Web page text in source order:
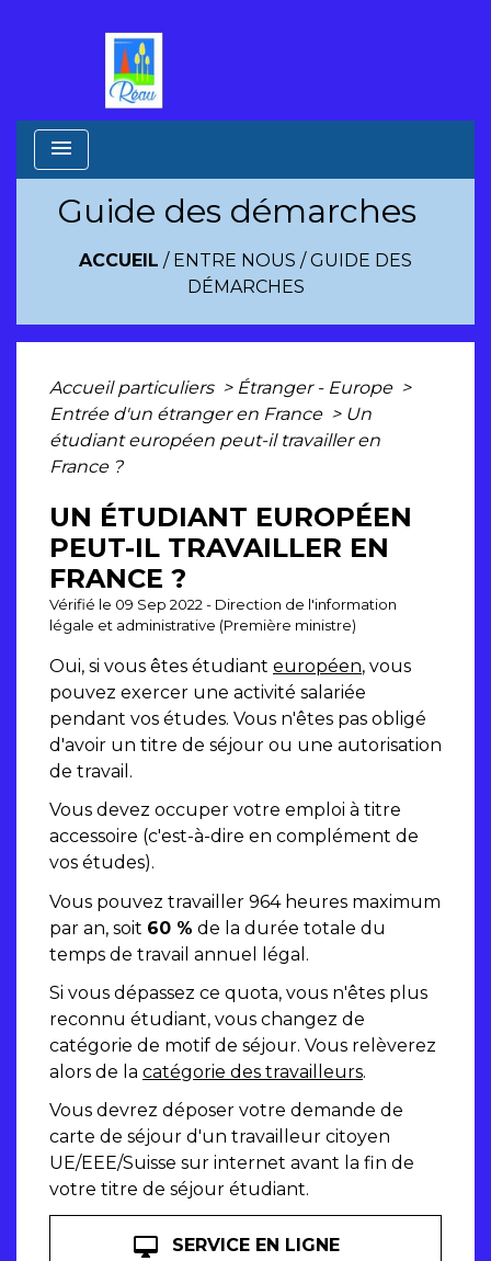
menu
Guide des démarches
ACCUEIL / ENTRE NOUS /GUIDE DES
DÉMARCHES
Accueil particuliers > Étranger - Europe >
Entrée d'un étranger en France > Un
étudiant européen peut-il travailler en
France ?
UN ÉTUDIANT EUROPÉEN
PEUT-IL TRAVAILLER EN
FRANCE ?
Vérifié le 09 Sep 2022 - Direction de l'information
légale et administrative (Première ministre)
Oui, si vous êtes étudiant européen, vous
pouvez exercer une activité salariée
pendant vos études. Vous n'êtes pas obligé
d'avoir un titre de séjour ou une autorisation
de travail.
Vous devez occuper votre emploi à titre
accessoire (c'est-à-dire en complément de
vos études).
Vous pouvez travailler 964 heures maximum
par an, soit 60 % de la durée totale du
temps de travail annuel légal.
Si vous dépassez ce quota, vous n'êtes plus
reconnu étudiant, vous changez de
catégorie de motif de séjour. Vous relèverez
alors de la catégorie des travailleurs.
Vous devrez déposer votre demande de
carte de séjour d'un travailleur citoyen
UE/EEE/Suisse sur internet avant la fin de
votre titre de séjour étudiant.
desktop_mac
SERVICE EN LIGNE